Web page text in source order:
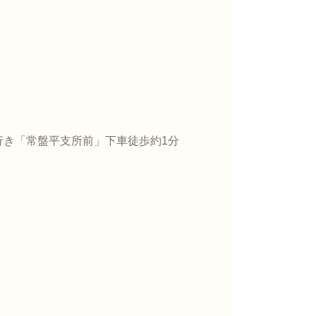
「常盤平支所前」下車徒歩約1分